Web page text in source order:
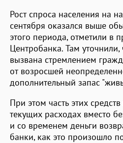
Рост спроса населения на
сентября оказался выше
этого периода, отметили в
Центробанка. Там уточнили,
вызвана стремлением
от возросшей
дополнительный запас
При этом часть этих средств
текущих расходах вместо
и со временем деньги
банки, как это произошло